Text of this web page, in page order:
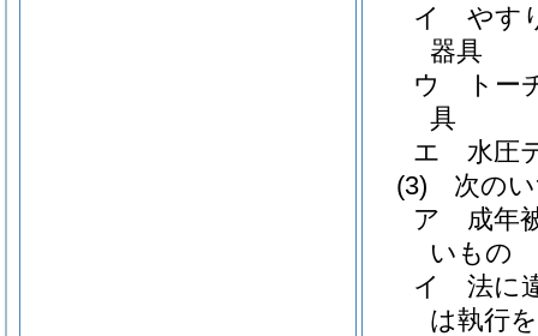
イ
やす
器具
ウ
トー
具
エ
水圧
(3)
次の
ア
成年
いもの
イ
法に
は執行